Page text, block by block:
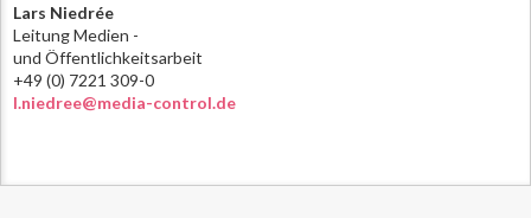
Lars Niedrée
Leitung Medien -
und Öffentlichkeitsarbeit
+49 (0) 7221 309-0
l.niedree@media-control.de